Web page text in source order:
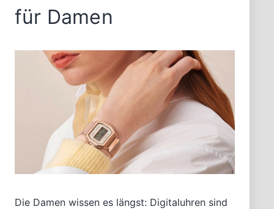
für Damen
Die Damen wissen es längst: Digitaluhren sind